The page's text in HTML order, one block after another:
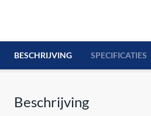
BESCHRIJVING SPECIFICATIES
Beschrijving